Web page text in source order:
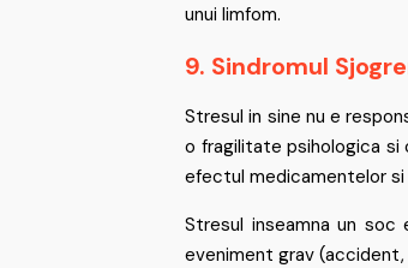
unui limfom.
9. Sindromul
Stresul in sine nu e
o fragilitate psihologica si
efectul medicamentelor si
Stresul inseamna un soc
eveniment grav